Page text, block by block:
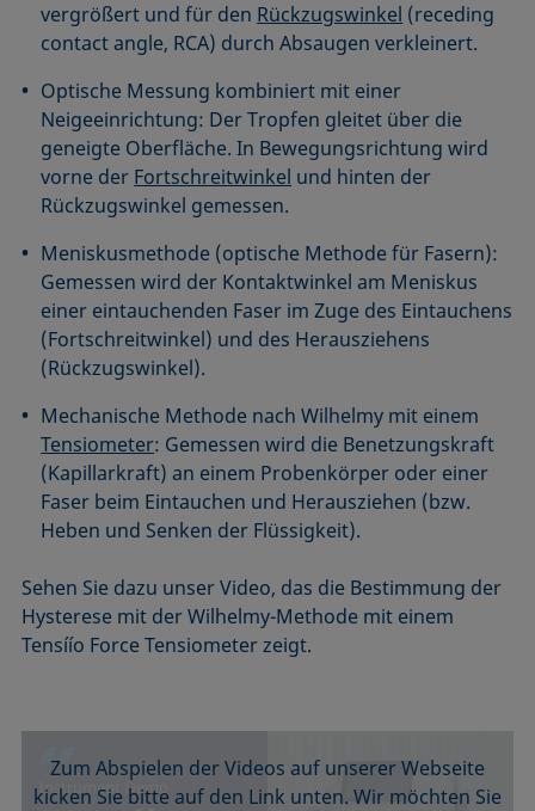
vergrößert und für den Rückzugswinkel (receding
contact angle, RCA) durch Absaugen verkleinert.
Optische Messung kombiniert mit einer
Neigeeinrichtung: Der Tropfen gleitet über die
geneigte Oberfläche. In Bewegungsrichtung wird
vorne der Fortschreitwinkel und hinten der
Rückzugswinkel gemessen.
Meniskusmethode (optische Methode für Fasern):
Gemessen wird der Kontaktwinkel am Meniskus
einer eintauchenden Faser im Zuge des Eintauchens
(Fortschreitwinkel) und des Herausziehens
(Rückzugswinkel).
Mechanische Methode nach Wilhelmy mit einem
Tensiometer: Gemessen wird die Benetzungskraft
(Kapillarkraft) an einem Probenkörper oder einer
Faser beim Eintauchen und Herausziehen (bzw.
Heben und Senken der Flüssigkeit).
Sehen Sie dazu unser Video, das die Bestimmung der
Hysterese mit der Wilhelmy-Methode mit einem
Tensíío Force Tensiometer zeigt.
Zum Abspielen der Videos auf unserer Webseite
kicken Sie bitte auf den Link unten. Wir möchten Sie